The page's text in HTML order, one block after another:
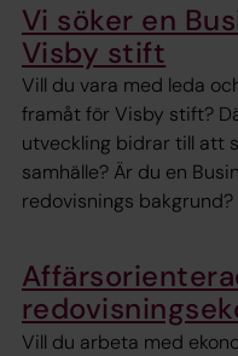
Vi söker en
Visby stift
Vill du vara med leda
framåt för Visby stift?
utveckling bidrar till att
samhälle? Är du en
redovisnings
Vill du arbeta med